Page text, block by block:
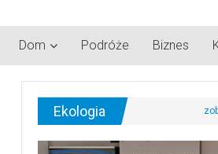
Dom Podróże Biznes
Ekologia